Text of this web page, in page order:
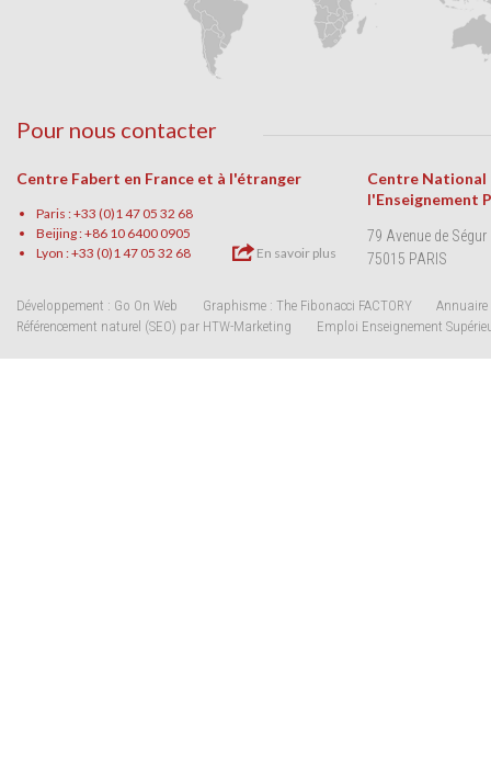
Pour nous contacter
Centre Fabert en France et à l'étranger
Paris : +33 (0)1 47 05 32 68
Beijing : +86 10 6400 0905
Lyon : +33 (0)1 47 05 32 68
En savoir plus
Centre National
l'Enseignement
79 Avenue de Ségur
75015 PARIS
Développement : Go On Web Graphisme : The Fibonacci FACTORY
Annuaire
Référencement naturel (SEO) par HTW-Marketing
Emploi Enseignement